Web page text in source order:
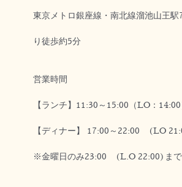
東京メトロ銀座線・南北線溜池山王駅
り徒歩約5分
営業時間
【ランチ】11:30～15:00（LO：14:00
【ディナー】 17:00～22:00 (LO
※金曜日のみ23:00 (L.O 22:00)ま